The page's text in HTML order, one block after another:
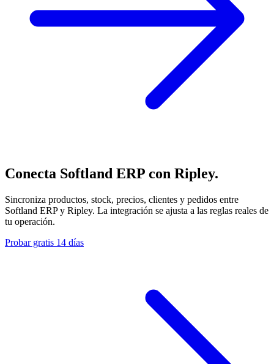
Conecta Softland ERP con Ripley.
Sincroniza productos, stock, precios, clientes y pedidos entre
Softland ERP y Ripley. La integración se ajusta a las reglas reales de
tu operación.
Probar gratis 14 días